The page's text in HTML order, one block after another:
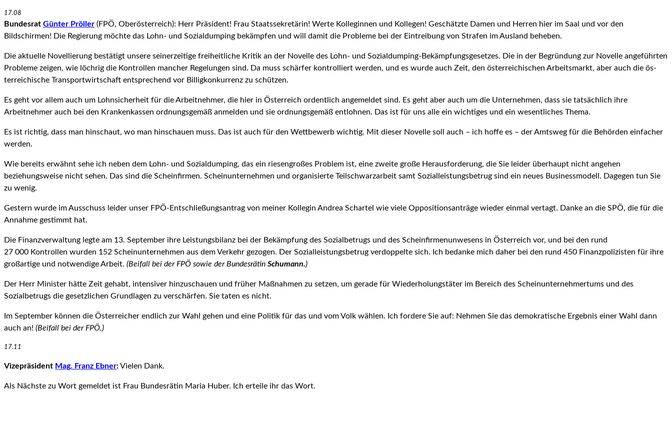
17.08
Bundesrat Günter Pröller (FPÖ, Oberösterreich): Herr Präsident! Frau Staatssekretärin! Werte Kolleginnen und Kollegen! Geschätzte Damen und Herren hier im Saal und vor den
Bildschirmen! Die Regierung möchte das Lohn- und Sozialdumping bekämpfen und will damit die Probleme bei der Eintreibung von Strafen im Ausland beheben.
Die aktuelle Novellierung bestätigt unsere seinerzeitige freiheitliche Kritik an der Novelle des Lohn- und Sozialdumping-Bekämpfungsgesetzes. Die in der Begründung zur Novelle angeführten
Probleme zeigen, wie löchrig die Kontrollen mancher Regelungen sind. Da muss schärfer kontrolliert werden, und es wurde auch Zeit, den österreichischen Arbeitsmarkt, aber auch die ös­
terreichische Transportwirtschaft entsprechend vor Billigkonkurrenz zu schützen.
Es geht vor allem auch um Lohnsicherheit für die Arbeitnehmer, die hier in Ös­terreich ordentlich angemeldet sind. Es geht aber auch um die Unterneh­men, dass sie tatsächlich ihre
Arbeitnehmer auch bei den Krankenkassen ord­nungsgemäß anmelden und sie ordnungsgemäß entlohnen. Das ist für uns alle ein wichtiges und ein wesentliches Thema.
Es ist richtig, dass man hinschaut, wo man hinschauen muss. Das ist auch für den Wettbewerb wichtig. Mit dieser Novelle soll auch – ich hoffe es – der Amts­weg für die Behörden einfacher
werden.
Wie bereits erwähnt sehe ich neben dem Lohn- und Sozialdumping, das ein rie­sengroßes Problem ist, eine zweite große Herausforderung, die Sie leider überhaupt nicht angehen
beziehungsweise nicht sehen. Das sind die Scheinfir­men. Scheinunternehmen und organisierte Teilschwarzarbeit samt Sozial­leistungsbetrug sind ein neues Businessmodell. Dagegen tun Sie
zu wenig.
Gestern wurde im Ausschuss leider unser FPÖ-Entschließungsantrag von meiner Kollegin Andrea Schartel wie viele Oppositionsanträge wieder einmal ver­tagt. Danke an die SPÖ, die für die
Annahme gestimmt hat.
Die Finanzverwaltung legte am 13. September ihre Leistungsbilanz bei der Be­kämpfung des Sozialbetrugs und des Scheinfirmenunwesens in Österreich vor, und bei den rund
27 000 Kontrollen wurden 152 Scheinunternehmen aus dem Verkehr gezogen. Der Sozialleistungsbetrug verdoppelte sich. Ich bedanke mich daher bei den rund 450 Finanzpolizisten für ihre
großartige und notwendige Arbeit. (Beifall bei der FPÖ sowie der Bundesrätin Schumann.)
Der Herr Minister hätte Zeit gehabt, intensiver hinzuschauen und früher Maß­nahmen zu setzen, um gerade für Wiederholungstäter im Bereich des Scheinunternehmertums und des
Sozialbetrugs die gesetzlichen Grundlagen zu verschärfen. Sie taten es nicht.
Im September können die Österreicher endlich zur Wahl gehen und eine Politik für das und vom Volk wählen. Ich fordere Sie auf: Nehmen Sie das demokra­tische Ergebnis einer Wahl dann
auch an! (Beifall bei der FPÖ.)
17.11
Vizepräsident Mag. Franz Ebner:Vielen Dank.
Als Nächste zu Wort gemeldet ist Frau Bundesrätin Maria Huber. Ich erteile ihr das Wort.